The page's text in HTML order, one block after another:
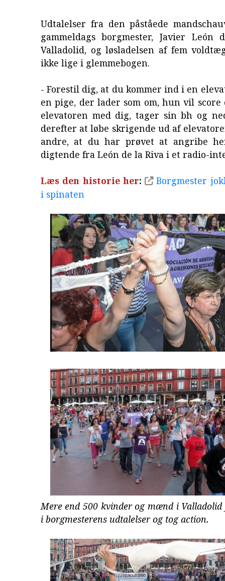
Udtalelser fra den påståede
gammeldags borgmester, Javier
Valladolid, og løsladelsen af fem
ikke lige i glemmebogen.
- Forestil dig, at du kommer ind i en
en pige, der lader som om, hun vil
elevatoren med dig, tager sin bh og
derefter at løbe skrigende ud af
andre, at du har prøvet at angribe
digtende fra León de la Riva i et radio-
Læs den historie her:
Borgmester
i spinaten
Mere end 500 kvinder og mænd i
i borgmesterens udtalelser og tog action.